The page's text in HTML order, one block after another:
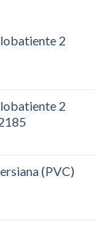
2
2
(PVC)